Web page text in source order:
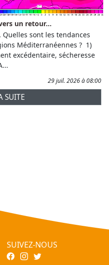
un retour...
sont les tendances
Méditerranéennes ? 1)
excédentaire, sécheresse
29 juil. 2026 à 08:00
SUITE
SUIVEZ-NOUS